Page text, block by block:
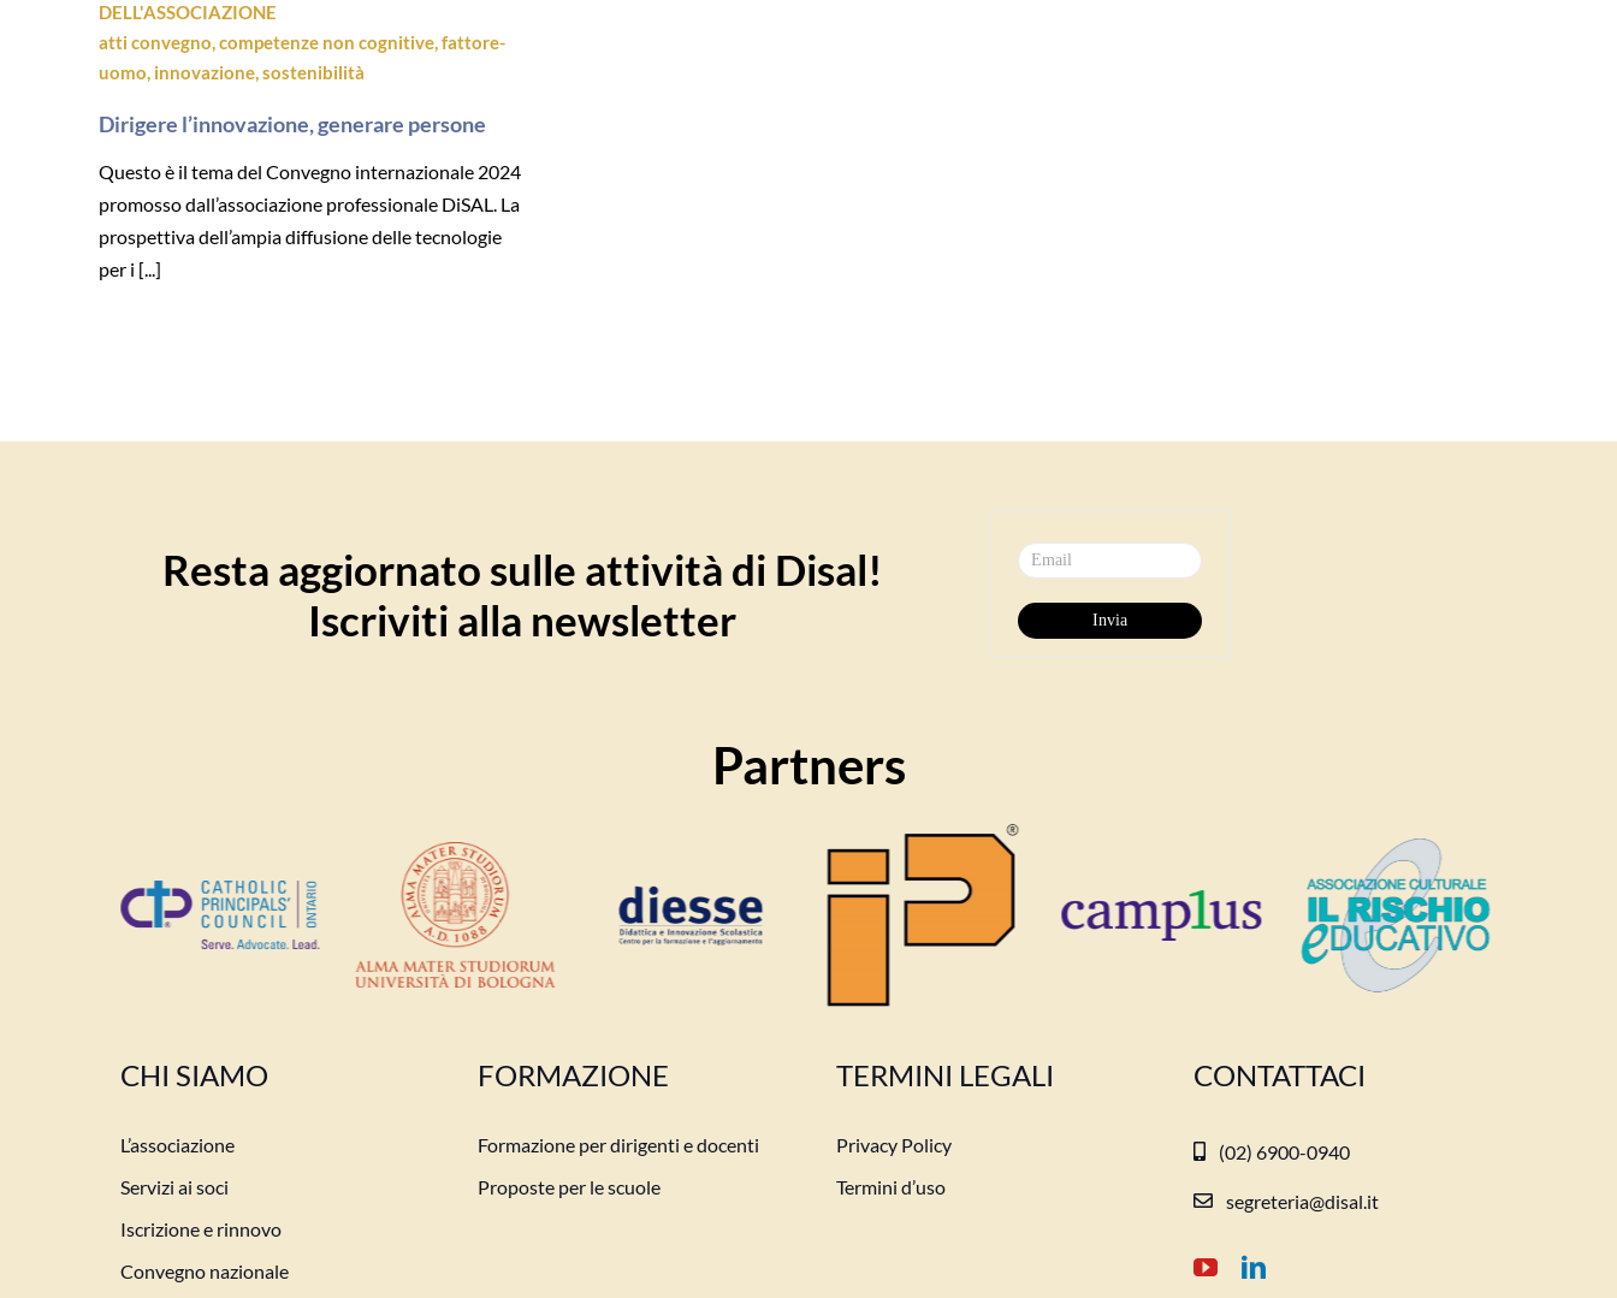
DELL'ASSOCIAZIONE
atti convegno,competenze non cognitive,fattore-
uomo, innovazione,sostenibilità
Dirigere l’innovazione, generare persone
Questo è il tema del Convegno internazionale 2024
promosso dall’associazione professionale DiSAL. La
prospettiva dell’ampia diffusione delle tecnologie
per i [...]
Resta aggiornato sulle attività di Disal!
Iscriviti alla newsletter
Partners
CHI SIAMO
L’associazione
Servizi ai soci
Iscrizione e rinnovo
Convegno nazionale
FORMAZIONE
Formazione per dirigenti e docenti
Proposte per le scuole
TERMINI LEGALI
Privacy Policy
Termini d’uso
CONTATTACI
(02) 6900-0940
segreteria@disal.it